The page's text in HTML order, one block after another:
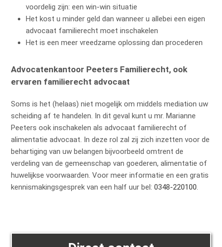
voordelig zijn: een win-win situatie
Het kost u minder geld dan wanneer u allebei een eigen
advocaat familierecht moet inschakelen
Het is een meer vreedzame oplossing dan procederen
Advocatenkantoor Peeters Familierecht, ook
ervaren familierecht advocaat
Soms is het (helaas) niet mogelijk om middels mediation uw
scheiding af te handelen. In dit geval kunt u mr. Marianne
Peeters ook inschakelen als advocaat familierecht of
alimentatie advocaat. In deze rol zal zij zich inzetten voor de
behartiging van uw belangen bijvoorbeeld omtrent de
verdeling van de gemeenschap van goederen, alimentatie of
huwelijkse voorwaarden. Voor meer informatie en een gratis
kennismakingsgesprek van een half uur bel:0348-220100.